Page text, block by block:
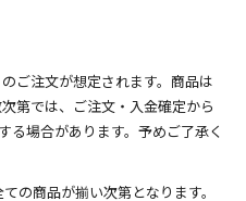
ご注文が想定されます。商品は
第では、ご注文・入金確定から
る場合があります。予めご了承く
の商品が揃い次第となります。